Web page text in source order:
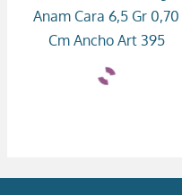
Anam Cara 6,5 Gr 0,70
Cm Ancho Art 395